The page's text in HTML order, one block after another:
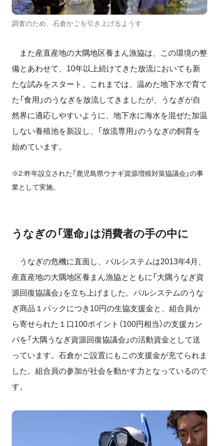
調査のため、石倉かごを引き上げるようす
また産直産地の大隅地区養まん漁協は、この環境の整
備とあわせて、10年以上続けてきた放流においても新
たな試みをスタート。これまでは、温めた地下水で育て
た「食用」のうなぎを放流してきましたが、うなぎが自
然界に適応しやすいように、地下水に海水を混ぜた加温
しない養殖池を新設し、「放流専用」のうなぎの飼育を
始めています。
※2:昨年設立された「鹿児島県ウナギ資源増殖対策協議会」の事
業として実施。
うなぎの「運命」は消費者の手の中に
うなぎの危機に直面し、パルシステムは2013年4月、
産直産地の大隅地区養まん漁協とともに「大隅うなぎ資
源回復協議会」を立ち上げました。パルシステムのうな
ぎ商品１パックにつき10円の生協支援金と、組合員か
ら寄せられた１口100ポイント（100円相当）の支援カン
パを「大隅うなぎ資源回復協議会」の活動資金として送
っています。石倉かご設置にもこの支援金が充てられま
した。組合員の参加が社会を動かす力となっているので
す。